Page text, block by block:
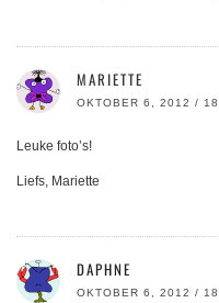
MARIETTE
OKTOBER 6, 2012 /
Leuke foto’s!
Liefs, Mariette
DAPHNE
OKTOBER 6, 2012 /